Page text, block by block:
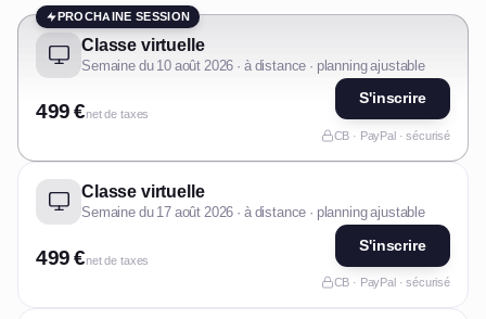
PROCHAINE SESSION
Classe virtuelle
Semaine du 10 août 2026 · à distance · planning ajustable
499 €net de taxes
S'inscrire
CB · PayPal · sécurisé
Classe virtuelle
Semaine du 17 août 2026 · à distance · planning ajustable
499 €net de taxes
S'inscrire
CB · PayPal · sécurisé